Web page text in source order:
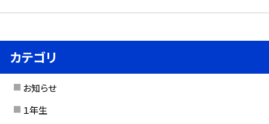
カテゴリ
お知らせ
１年生